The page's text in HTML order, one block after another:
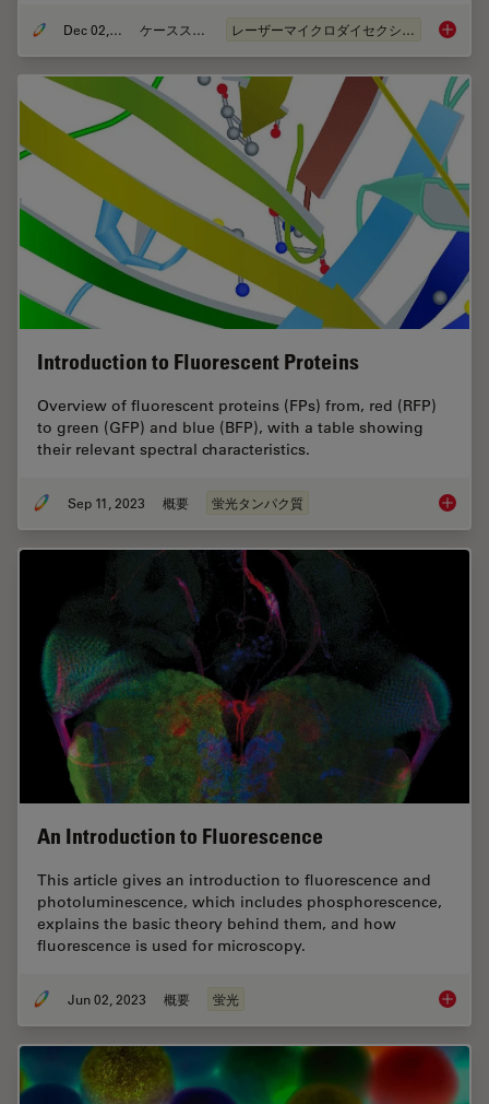
Dec 02, 2024 ケーススタディ レーザーマイクロダイセクション（LMD） Deep
Introduction to Fluorescent Proteins
Overview of fluorescent proteins (FPs) from, red (RFP)
to green (GFP) and blue (BFP), with a table showing
their relevant spectral characteristics.
Sep 11, 2023 概要 蛍光タンパク質
An Introduction to Fluorescence
This article gives an introduction to fluorescence and
photoluminescence, which includes phosphorescence,
explains the basic theory behind them, and how
fluorescence is used for microscopy.
Jun 02, 2023 概要 蛍光 An